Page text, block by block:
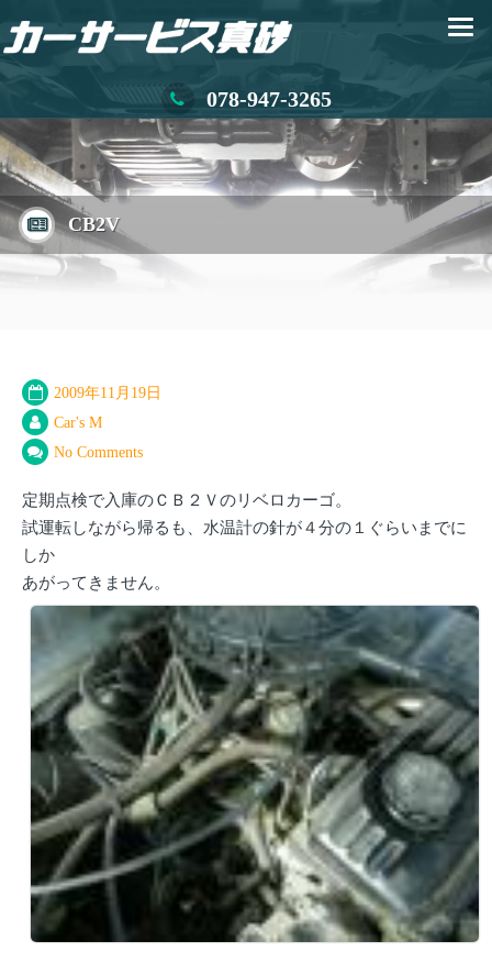
078-947-3265
CB2V
2009年11月19日
Car's M
No Comments
定期点検で入庫のＣＢ２Ｖのリベロカーゴ。
試運転しながら帰るも、水温計の針が４分の１ぐらいまでに
しか
あがってきません。